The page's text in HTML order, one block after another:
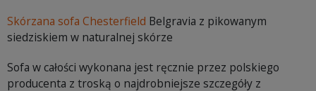
Skórzana sofa Chesterfield Belgravia z pikowanym
siedziskiem w naturalnej skórze
Sofa w całości wykonana jest ręcznie przez polskiego
producenta z troską o najdrobniejsze szczegóły z